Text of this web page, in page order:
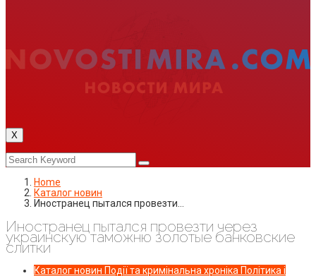
X
Home
Каталог новин
Иностранец пытался провезти…
Иностранец пытался провезти через
украинскую таможню золотые банковские
слитки
Каталог новин Події та кримінальна хроніка Політика і